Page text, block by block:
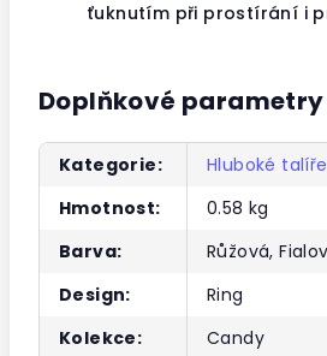
ťuknutím při prostírání i
Doplňkové parametry
Kategorie:
Hluboké talíře
Hmotnost:
0.58 kg
Barva:
Růžová,
Design:
Ring
Kolekce:
Candy